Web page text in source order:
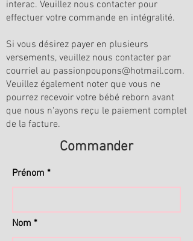
interac. Veuillez nous contacter pour
effectuer votre commande en intégralité.
Si vous désirez payer en plusieurs
versements, veuillez nous contacter par
courriel au passionpoupons@hotmail.com.
Veuillez également noter que vous ne
pourrez recevoir votre bébé reborn avant
que nous n'ayons reçu le paiement complet
de la facture.
Commander
Prénom
Nom